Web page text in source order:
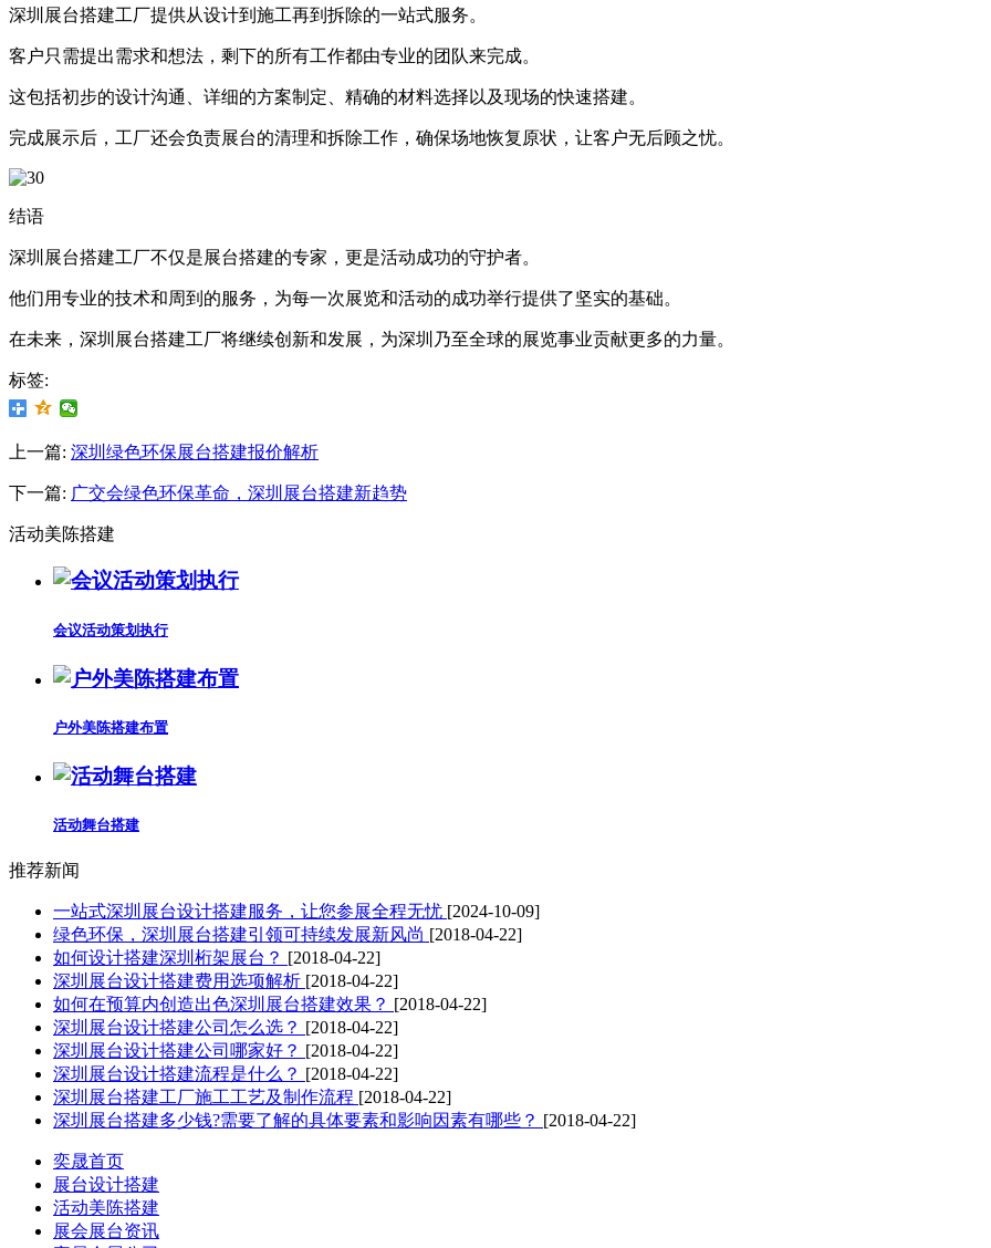
深圳展台搭建工厂提供从设计到施工再到拆除的一站式服务。
客户只需提出需求和想法，剩下的所有工作都由专业的团队来完成。
这包括初步的设计沟通、详细的方案制定、精确的材料选择以及现场的快速搭建。
完成展示后，工厂还会负责展台的清理和拆除工作，确保场地恢复原状，让客户无后顾之忧。
结语
深圳展台搭建工厂不仅是展台搭建的专家，更是活动成功的守护者。
他们用专业的技术和周到的服务，为每一次展览和活动的成功举行提供了坚实的基础。
在未来，深圳展台搭建工厂将继续创新和发展，为深圳乃至全球的展览事业贡献更多的力量。
标签:
上一篇: 深圳绿色环保展台搭建报价解析
下一篇: 广交会绿色环保革命，深圳展台搭建新趋势
活动美陈搭建
会议活动策划执行
户外美陈搭建布置
活动舞台搭建
推荐新闻
一站式深圳展台设计搭建服务，让您参展全程无忧 [2024-10-09]
绿色环保，深圳展台搭建引领可持续发展新风尚 [2018-04-22]
如何设计搭建深圳桁架展台？ [2018-04-22]
深圳展台设计搭建费用选项解析 [2018-04-22]
如何在预算内创造出色深圳展台搭建效果？ [2018-04-22]
深圳展台设计搭建公司怎么选？ [2018-04-22]
深圳展台设计搭建公司哪家好？ [2018-04-22]
深圳展台设计搭建流程是什么？ [2018-04-22]
深圳展台搭建工厂施工工艺及制作流程 [2018-04-22]
深圳展台搭建多少钱?需要了解的具体要素和影响因素有哪些？ [2018-04-22]
奕晟首页
展台设计搭建
活动美陈搭建
展会展台资讯